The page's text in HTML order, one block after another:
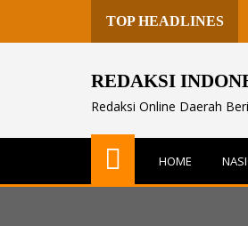
TOP HEADLINES
REDAKSI
Redaksi Online Daerah
HOME